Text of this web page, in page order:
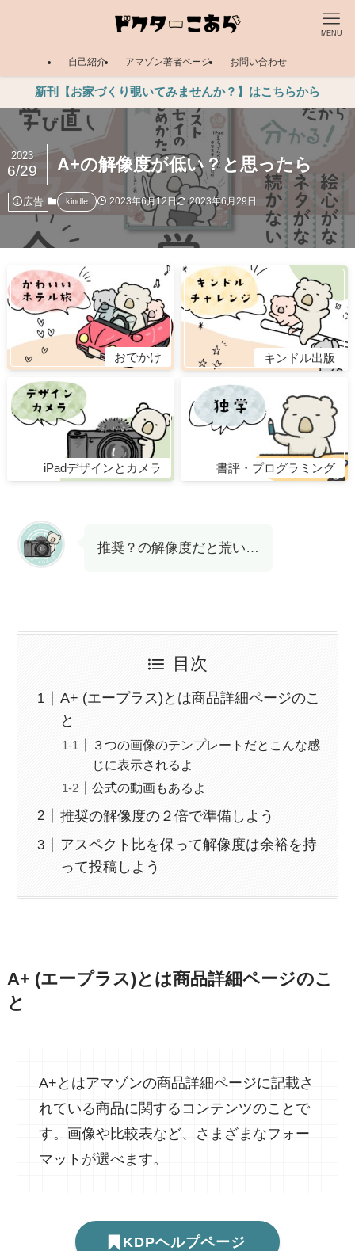
MENU
自己紹介 アマゾン著者ページ お問い合わせ
新刊【お家づくり覗いてみませんか？】はこちらから
A+の解像度が低い？と思ったら
2023
6/29
広告 kindle 2023年6月12日 2023年6月29日
おでかけ キンドル出版
iPadデザインとカメラ 書評・プログラミング
推奨？の解像度だと荒い…
目次
A+ (エープラス)とは商品詳細ページのこ
と
３つの画像のテンプレートだとこんな感
じに表示されるよ
公式の動画もあるよ
推奨の解像度の２倍で準備しよう
アスペクト比を保って解像度は余裕を持
って投稿しよう
A+ (エープラス)とは商品詳細ページのこ
と
A+とはアマゾンの商品詳細ページに記載さ
れている商品に関するコンテンツのことで
す。画像や比較表など、さまざまなフォー
マットが選べます。
KDPヘルプページ